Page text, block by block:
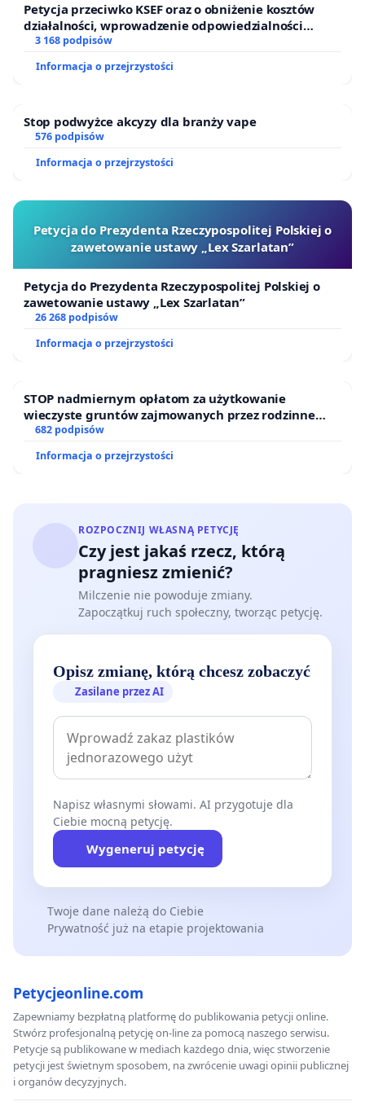
Petycja przeciwko KSEF oraz o obniżenie kosztów
działalności, wprowadzenie odpowiedzialności
finansowej kluczowych urzędników i sędziów
3 168 podpisów
Informacja o przejrzystości
Stop podwyżce akcyzy dla branży vape
576 podpisów
Informacja o przejrzystości
Petycja do Prezydenta Rzeczypospolitej Polskiej o
zawetowanie ustawy „Lex Szarlatan”
Petycja do Prezydenta Rzeczypospolitej Polskiej o
zawetowanie ustawy „Lex Szarlatan”
26 268 podpisów
Informacja o przejrzystości
STOP nadmiernym opłatom za użytkowanie
wieczyste gruntów zajmowanych przez rodzinne
ogrody działkowe.
682 podpisów
Informacja o przejrzystości
ROZPOCZNIJ WŁASNĄ PETYCJĘ
Czy jest jakaś rzecz, którą
pragniesz zmienić?
Milczenie nie powoduje zmiany.
Zapoczątkuj ruch społeczny, tworząc petycję.
Opisz zmianę, którą chcesz zobaczyć
Zasilane przez AI
Napisz własnymi słowami. AI przygotuje dla
Ciebie mocną petycję.
Wygeneruj petycję
Twoje dane należą do Ciebie
Prywatność już na etapie projektowania
Petycjeonline.com
Zapewniamy bezpłatną platformę do publikowania petycji online.
Stwórz profesjonalną petycję on-line za pomocą naszego serwisu.
Petycje są publikowane w mediach każdego dnia, więc stworzenie
petycji jest świetnym sposobem, na zwrócenie uwagi opinii publicznej
i organów decyzyjnych.